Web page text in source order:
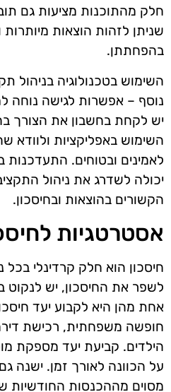
חלק מהתוכנות מציעות גם
שניתן לזהות הוצאות
בהפחתתן.
השימוש בטכנולוגיה בניהול
נוסף – אפשרות לגישה נוחה
יש לקחת בחשבון את הצורך
השימוש באפליקציות ולוודא
לאמינים ובטוחים. התעדכנות
יכולה לשדרג את ניהול
הקשורים בהוצאות ובחיסכון.
אסטרטגיות
חיסכון הוא חלק קרדינלי
לשפר את החיסכון, יש
אחת מהן היא לקבוע יעד
חופשה משפחתית, רכישת
הילדים. קביעת יעד מספקת
על הכוונה לאורך זמן. ישנה
מסוים מההכנסות החודשיות